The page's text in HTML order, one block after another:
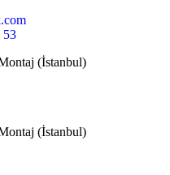
53
(İstanbul)
(İstanbul)